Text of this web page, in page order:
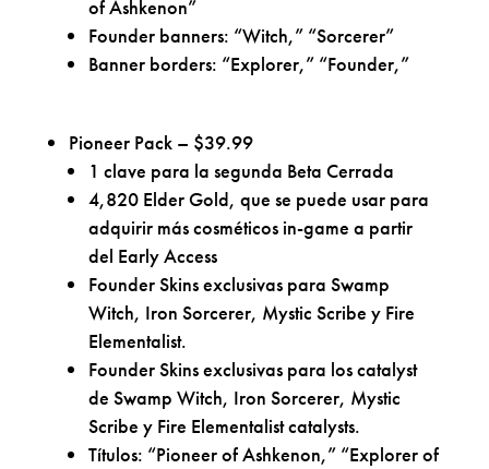
of Ashkenon”
Founder banners: “Witch,” “Sorcerer”
Banner borders: “Explorer,” “Founder,”
Pioneer Pack – $39.99
1 clave para la segunda Beta Cerrada
4,820 Elder Gold, que se puede usar para
adquirir más cosméticos in-game a partir
del Early Access
Founder Skins exclusivas para Swamp
Witch, Iron Sorcerer, Mystic Scribe y Fire
Elementalist.
Founder Skins exclusivas para los catalyst
de Swamp Witch, Iron Sorcerer, Mystic
Scribe y Fire Elementalist catalysts.
Títulos: “Pioneer of Ashkenon,” “Explorer of